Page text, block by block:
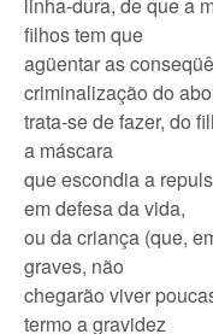
filhos tem que
agüentar as
criminalização do
trata-se de fazer, do
a máscara
que escondia a
em defesa da vida,
ou da criança (que,
graves, não
chegarão viver
termo a gravidez